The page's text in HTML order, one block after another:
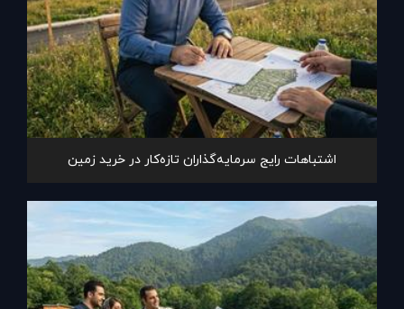
اشتباهات رایج سرمایه‌گذاران تازه‌کار در خرید زمین